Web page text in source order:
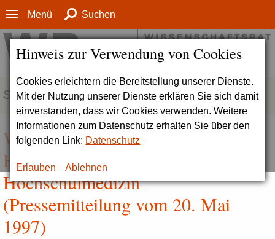
Hinweis zur Verwendung von Cookies
Cookies erleichtern die Bereitstellung unserer Dienste.
Mit der Nutzung unserer Dienste erklären Sie sich damit
einverstanden, dass wir Cookies verwenden. Weitere
Informationen zum Datenschutz erhalten Sie über den
folgenden Link: Datenschutz
Erlauben Ablehnen
Menü Suchen
SERVICE
Wissenschaftsrat würdigt
Forschungsleistung der Göttinger
Hochschulmedizin
(Pressemitteilung vom 20. Mai
1997)